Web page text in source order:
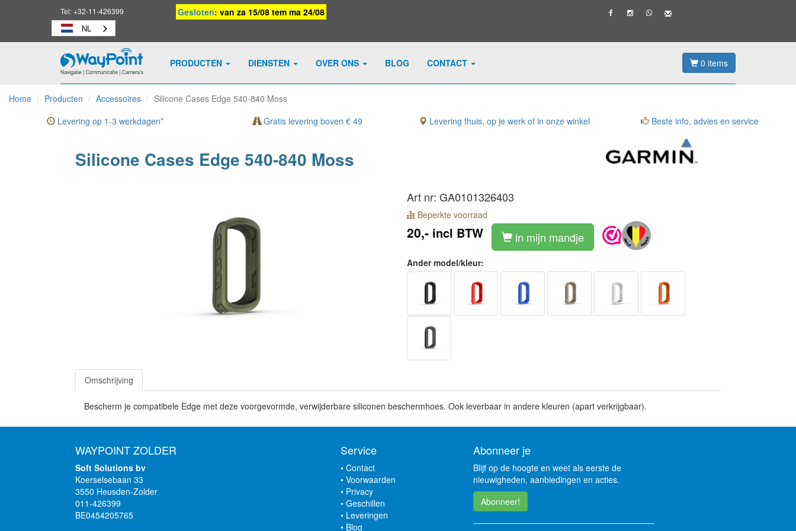
Tel:+32-11-426399 Gesloten: van za 15/08 tem ma 24/08
NL
Waypoint
-
naar
homepage
PRODUCTEN DIENSTEN OVER ONS BLOG CONTACT 0 items
Home Producten Accessoires
Silicone Cases Edge 540-840 Moss
Levering op 1-3 werkdagen*
Gratis levering boven € 49 Levering thuis, op je werk of in onze winkel Beste info, advies en service
Silicone Cases Edge 540-840 Moss
Art nr: GA0101326403
Beperkte voorraad
20,- incl BTW in mijn mandje
Ander model/kleur:
Omschrijving
Bescherm je compatibele Edge met deze voorgevormde, verwijderbare siliconen beschermhoes. Ook leverbaar in andere kleuren (apart verkrijgbaar).
WAYPOINT ZOLDER
Soft Solutions bv
Koerselsebaan 33
3550 Heusden-Zolder
011-426399
BE0454205765
Service
• Contact
• Voorwaarden
• Privacy
• Geschillen
• Leveringen
• Blog
Abonneer je
Blijf op de hoogte en weet als eerste de
nieuwigheden, aanbiedingen en acties.
Abonneer!